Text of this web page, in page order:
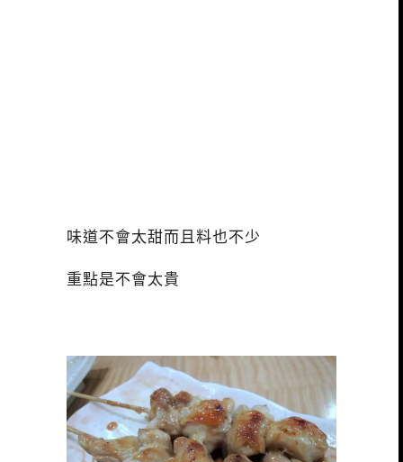
味道不會太甜而且料也不少
重點是不會太貴